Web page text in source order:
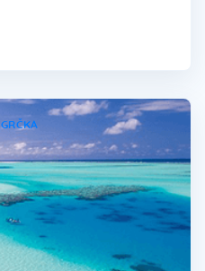
GRČKA